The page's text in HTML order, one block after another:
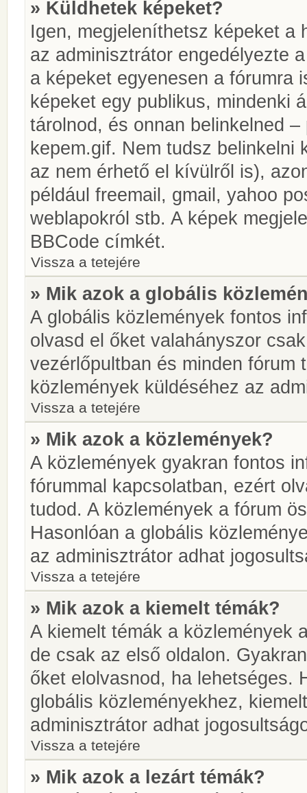
» Küldhetek képeket?
Igen, megjeleníthetsz képeket a
az adminisztrátor engedélyezte
a képeket egyenesen a fórumra
képeket egy publikus, mindenki
tárolnod, és onnan belinkelned
kepem.gif. Nem tudsz belinkelni
az nem érhető el kívülről is),
például freemail, gmail, yahoo
weblapokról stb. A képek
BBCode címkét.
Vissza a tetejére
» Mik azok a globális
A globális közlemények fontos
olvasd el őket valahányszor
vezérlőpultban és minden fórum
közlemények küldéséhez az
Vissza a tetejére
» Mik azok a közlemények?
A közlemények gyakran fontos
fórummal kapcsolatban, ezért
tudod. A közlemények a fórum
Hasonlóan a globális
az adminisztrátor adhat
Vissza a tetejére
» Mik azok a kiemelt témák?
A kiemelt témák a közlemények
de csak az első oldalon.
őket elolvasnod, ha lehetséges.
globális közleményekhez,
adminisztrátor adhat
Vissza a tetejére
» Mik azok a lezárt témák?